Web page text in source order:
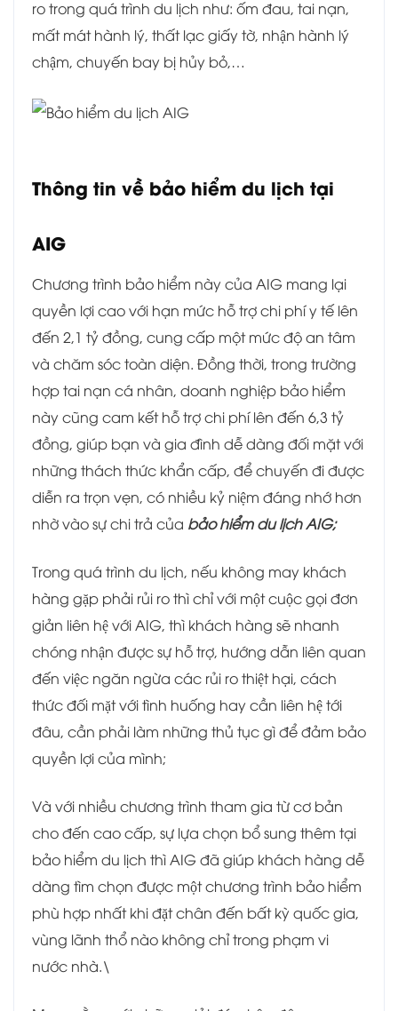
ro trong quá trình du lịch như: ốm đau, tai nạn,
mất mát hành lý, thất lạc giấy tờ, nhận hành lý
chậm, chuyến bay bị hủy bỏ,…
Thông tin về bảo hiểm du lịch tại
AIG
Chương trình bảo hiểm này của AIG mang lại
quyền lợi cao với hạn mức hỗ trợ chi phí y tế lên
đến 2,1 tỷ đồng, cung cấp một mức độ an tâm
và chăm sóc toàn diện. Đồng thời, trong trường
hợp tai nạn cá nhân, doanh nghiệp bảo hiểm
này cũng cam kết hỗ trợ chi phí lên đến 6,3 tỷ
đồng, giúp bạn và gia đình dễ dàng đối mặt với
những thách thức khẩn cấp, để chuyến đi được
diễn ra trọn vẹn, có nhiều kỷ niệm đáng nhớ hơn
nhờ vào sự chi trả của bảo hiểm du lịch AIG;
Trong quá trình du lịch, nếu không may khách
hàng gặp phải rủi ro thì chỉ với một cuộc gọi đơn
giản liên hệ với AIG, thì khách hàng sẽ nhanh
chóng nhận được sự hỗ trợ, hướng dẫn liên quan
đến việc ngăn ngừa các rủi ro thiệt hại, cách
thức đối mặt với tình huống hay cần liên hệ tới
đâu, cần phải làm những thủ tục gì để đảm bảo
quyền lợi của mình;
Và với nhiều chương trình tham gia từ cơ bản
cho đến cao cấp, sự lựa chọn bổ sung thêm tại
bảo hiểm du lịch thì AIG đã giúp khách hàng dễ
dàng tìm chọn được một chương trình bảo hiểm
phù hợp nhất khi đặt chân đến bất kỳ quốc gia,
vùng lãnh thổ nào không chỉ trong phạm vi
nước nhà.\